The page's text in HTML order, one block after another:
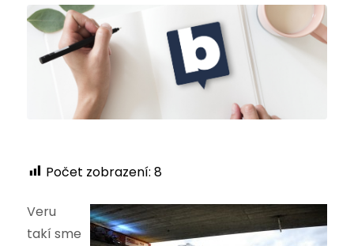
Počet zobrazení: 8
Veru
takí sme